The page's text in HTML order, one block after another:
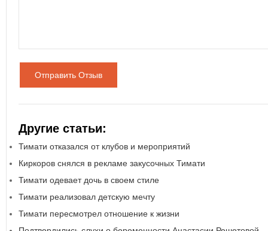
Отправить Отзыв
Другие статьи:
Тимати отказался от клубов и мероприятий
Киркоров снялся в рекламе закусочных Тимати
Тимати одевает дочь в своем стиле
Тимати реализовал детскую мечту
Тимати пересмотрел отношение к жизни